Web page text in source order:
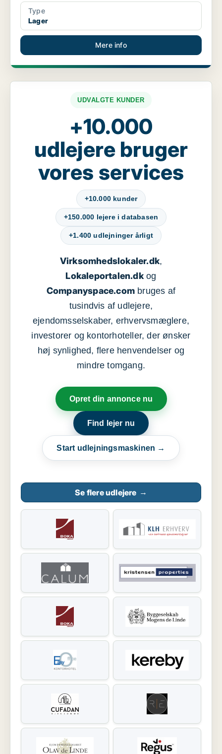
Type
Lager
Mere info
UDVALGTE KUNDER
+10.000
udlejere bruger
vores services
+10.000 kunder
+150.000 lejere i databasen
+1.400 udlejninger årligt
Virksomhedslokaler.dk,
Lokaleportalen.dkog
Companyspace.com bruges af
tusindvis af udlejere,
ejendomsselskaber, erhvervsmæglere,
investorer og kontorhoteller, der ønsker
høj synlighed, flere henvendelser og
mindre tomgang.
Opret din annonce nu
Find lejer nu
Start udlejningsmaskinen →
Se flere udlejere →